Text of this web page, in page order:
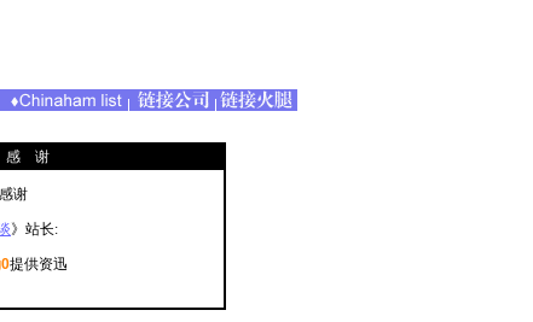
谢
谢
》站长:
提供资迅